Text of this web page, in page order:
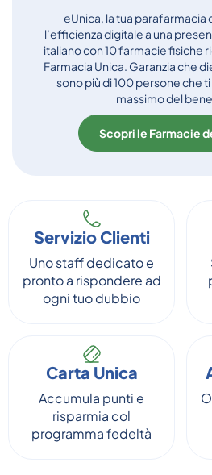
eUnica, la tua parafarmacia
l’efficienza digitale a una
italiano con 10 farmacie fisiche
Farmacia Unica. Garanzia che
sono più di 100 persone che
massimo del
Scopri le Farmacie
Servizio Clienti
Uno staff dedicato e
pronto a rispondere ad
ogni tuo dubbio
Carta Unica
Accumula punti e
risparmia col
programma fedeltà